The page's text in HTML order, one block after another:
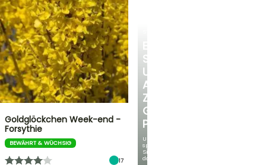
SIE
UNSERE
AUSWAHL
ZU
GÜNSTIGEN
PREISEN
Und
sparen
Sie
dabei!
Goldglöckchen Week-end -
Forsythie
BEWÄHRT & WÜCHSIG
17